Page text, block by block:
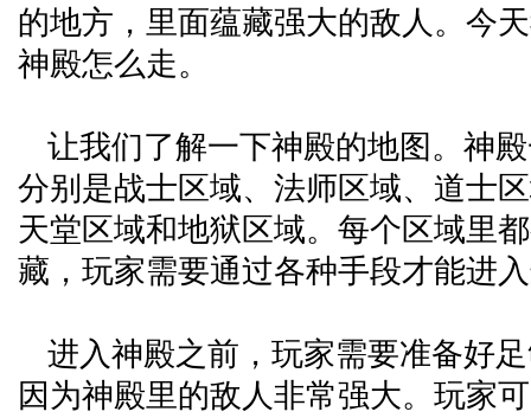
的地方，里面蕴藏强大的敌人。今
神殿怎么走。
让我们了解一下神殿的地图。神
分别是战士区域、法师区域、道士
天堂区域和地狱区域。每个区域里
藏，玩家需要通过各种手段才能进
进入神殿之前，玩家需要准备好
因为神殿里的敌人非常强大。玩家